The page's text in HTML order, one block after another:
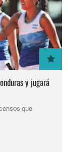
y jugará
que